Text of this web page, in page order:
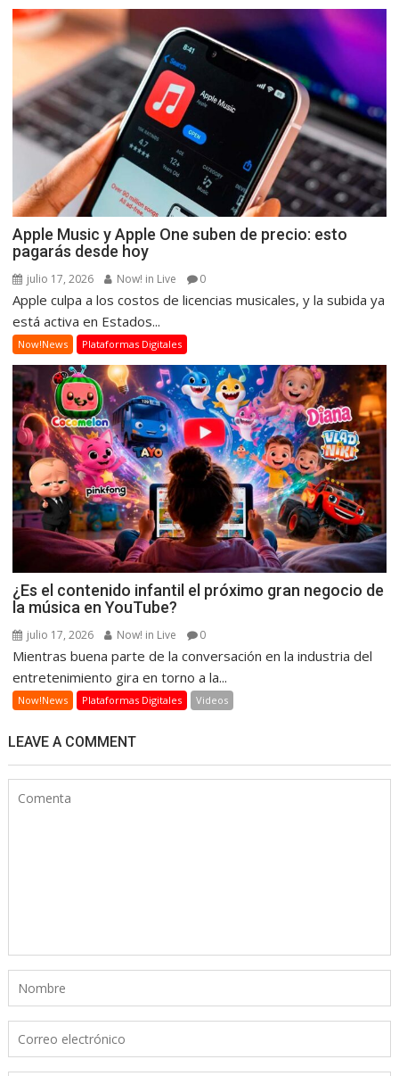
Apple Music y Apple One suben de precio: esto
pagarás desde hoy
julio 17, 2026 Now! in Live 0
Apple culpa a los costos de licencias musicales, y la subida ya
está activa en Estados...
Now!News Plataformas Digitales
¿Es el contenido infantil el próximo gran negocio de
la música en YouTube?
julio 17, 2026 Now! in Live 0
Mientras buena parte de la conversación en la industria del
entretenimiento gira en torno a la...
Now!News Plataformas Digitales Videos
LEAVE A COMMENT